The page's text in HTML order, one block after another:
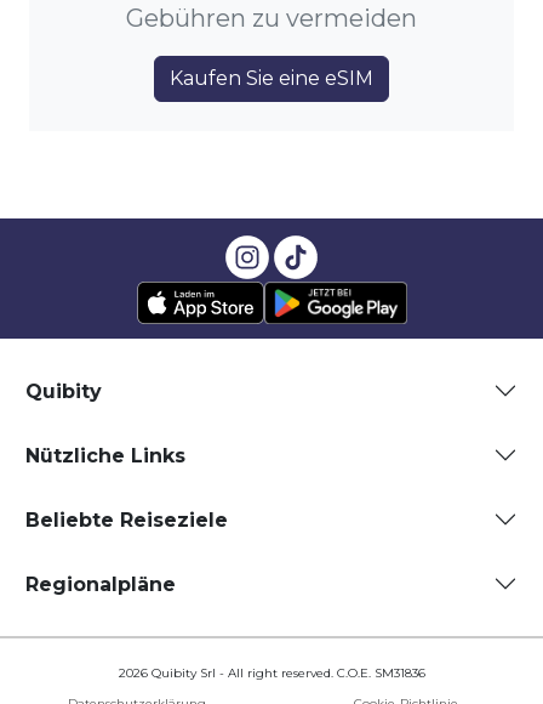
Gebühren zu vermeiden
Kaufen Sie eine eSIM
Quibity
Nützliche Links
Beliebte Reiseziele
Regionalpläne
2026 Quibity Srl - All right reserved. C.O.E. SM31836